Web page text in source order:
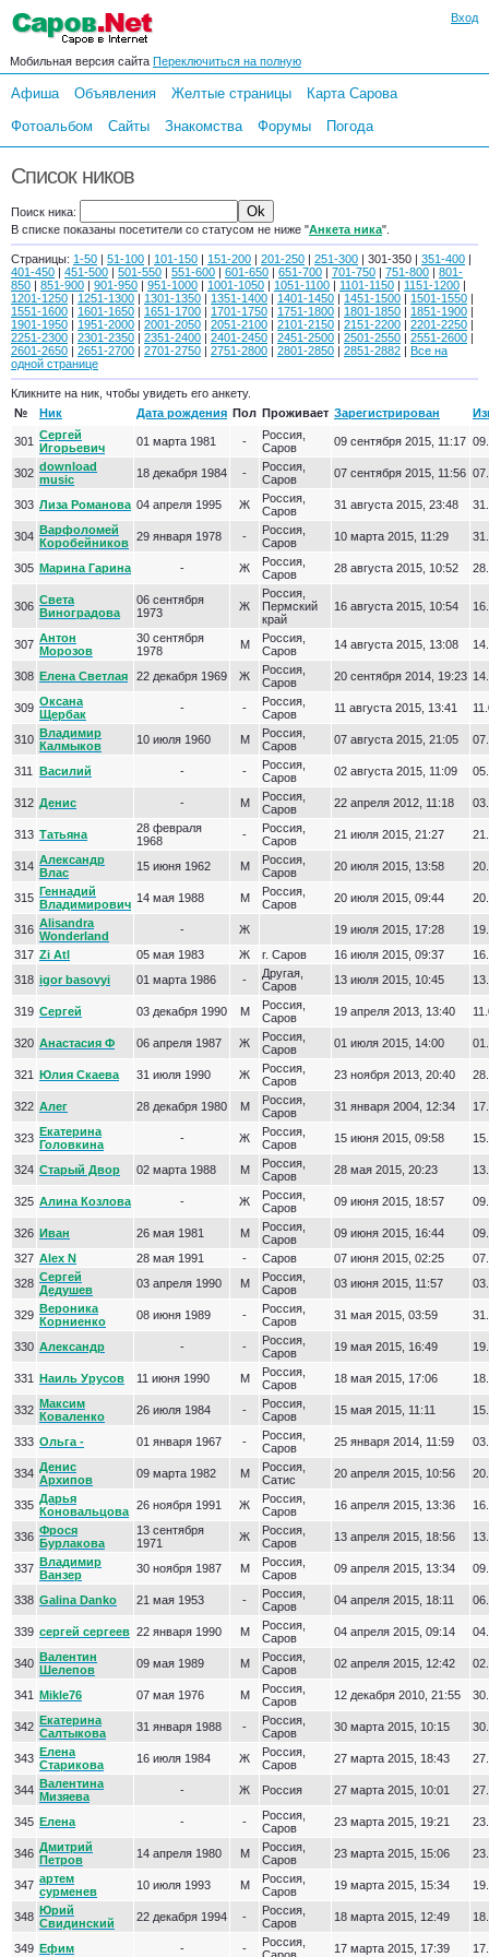
Вход
Мобильная версия сайта Переключиться на полную
Афиша Объявления Желтые страницы
Карта Сарова
Фотоальбом
Сайты Знакомства Форумы Погода
Список ников
Поиск ника:
В списке показаны посетители со статусом не ниже "Анкета ника".
Страницы: 1-50 | 51-100 | 101-150 | 151-200 | 201-250 | 251-300 | 301-350 | 351-400 |
401-450 | 451-500 | 501-550 | 551-600 | 601-650 | 651-700 | 701-750 | 751-800 | 801-
850 | 851-900 | 901-950 | 951-1000 | 1001-1050 | 1051-1100 | 1101-1150 | 1151-1200 |
1201-1250 | 1251-1300 | 1301-1350 | 1351-1400 | 1401-1450 | 1451-1500 | 1501-1550 |
1551-1600 | 1601-1650 | 1651-1700 | 1701-1750 | 1751-1800 | 1801-1850 | 1851-1900 |
1901-1950 | 1951-2000 | 2001-2050 | 2051-2100 | 2101-2150 | 2151-2200 | 2201-2250 |
2251-2300 | 2301-2350 | 2351-2400 | 2401-2450 | 2451-2500 | 2501-2550 | 2551-2600 |
2601-2650 | 2651-2700 | 2701-2750 | 2751-2800 | 2801-2850 | 2851-2882 | Все на
одной странице
Кликните на ник, чтобы увидеть его анкету.
№
Ник Дата рождения Пол Проживает Зарегистрирован
301 Сергей
Игорьевич
01 марта 1981 -
Россия,
Саров
09 сентября 2015, 11:17
302 download
music
18 декабря 1984 -
Россия,
Саров
07 сентября 2015, 11:56
303 Лиза Романова 04 апреля 1995 Ж
Россия,
Саров
31 августа 2015, 23:48
304 Варфоломей
Коробейников 29 января 1978 -
Россия,
Саров
10 марта 2015, 11:29
305 Марина Гарина - Ж
Россия,
Саров
28 августа 2015, 10:52
306 Света
Виноградова
06 сентября
1973
Ж
Россия,
Пермский
край
16 августа 2015, 10:54
307 Антон
Морозов
30 сентября
1978
М
Россия,
Саров
14 августа 2015, 13:08
308 Елена Светлая 22 декабря 1969 Ж
Россия,
Саров
20 сентября 2014, 19:23
309 Оксана
Щербак
- -
Россия,
Саров
11 августа 2015, 13:41
310 Владимир
Калмыков
10 июля 1960 М
Россия,
Саров
07 августа 2015, 21:05
311 Василий - -
Россия,
Саров
02 августа 2015, 11:09
312 Денис - М
Россия,
Саров
22 апреля 2012, 11:18
313 Татьяна
28 февраля
1968
-
Россия,
Саров
21 июля 2015, 21:27
314 Александр
Влас
15 июня 1962 М
Россия,
Саров
20 июля 2015, 13:58
315 Геннадий
Владимирович 14 мая 1988 М
Россия,
Саров
20 июля 2015, 09:44
316 Alisandra
Wonderland
- Ж 19 июля 2015, 17:28
317 Zi Atl 05 мая 1983 Ж г. Саров 16 июля 2015, 09:37
318 igor basovyi 01 марта 1986 -
Другая,
Саров
13 июля 2015, 10:45
319 Сергей 03 декабря 1990 М
Россия,
Саров
19 апреля 2013, 13:40
320 Анастасия Ф 06 апреля 1987 Ж
Россия,
Саров
01 июля 2015, 14:00
321 Юлия Скаева 31 июля 1990 Ж
Россия,
Саров
23 ноября 2013, 20:40
322 Алег 28 декабря 1980 М
Россия,
Саров
31 января 2004, 12:34
323 Екатерина
Головкина
- Ж
Россия,
Саров
15 июня 2015, 09:58
324 Старый Двор 02 марта 1988 М
Россия,
Саров
28 мая 2015, 20:23
325 Алина Козлова - Ж
Россия,
Саров
09 июня 2015, 18:57
326 Иван 26 мая 1981 М
Россия,
Саров
09 июня 2015, 16:44
327 Alex N 28 мая 1991 - Саров 07 июня 2015, 02:25
328 Сергей
Дедушев
03 апреля 1990 М
Россия,
Саров
03 июня 2015, 11:57
329 Вероника
Корниенко
08 июня 1989 -
Россия,
Саров
31 мая 2015, 03:59
330 Александр - -
Россия,
Саров
19 мая 2015, 16:49
331 Наиль Урусов 11 июня 1990 М
Россия,
Саров
18 мая 2015, 17:06
332 Максим
Коваленко
26 июля 1984 -
Россия,
Саров
15 мая 2015, 11:11
333 Ольга - 01 января 1967 -
Россия,
Саров
25 января 2014, 11:59
334 Денис
Архипов
09 марта 1982 М
Россия,
Сатис
20 апреля 2015, 10:56
335 Дарья
Коновальцова 26 ноября 1991 Ж
Россия,
Саров
16 апреля 2015, 13:36
336 Фрося
Бурлакова
13 сентября
1971
Ж
Россия,
Саров
13 апреля 2015, 18:56
337 Владимир
Ванзер
30 ноября 1987 М
Россия,
Саров
09 апреля 2015, 13:34
338 Galina Danko 21 мая 1953 -
Россия,
Саров
04 апреля 2015, 18:11
339 сергей сергеев 22 января 1990 М
Россия,
Саров
04 апреля 2015, 09:14
340 Валентин
Шелепов
09 мая 1989 М
Россия,
Саров
02 апреля 2015, 12:42
341 Mikle76 07 мая 1976 М
Россия,
Саров
12 декабря 2010, 21:55
342 Екатерина
Салтыкова
31 января 1988 -
Россия,
Саров
30 марта 2015, 10:15
343 Елена
Старикова
16 июля 1984 Ж
Россия,
Саров
27 марта 2015, 18:43
344 Валентина
Мизяева
- Ж Россия 27 марта 2015, 10:01
345 Елена - -
Россия,
Саров
23 марта 2015, 19:21
346 Дмитрий
Петров
14 апреля 1980 М
Россия,
Саров
23 марта 2015, 15:06
347 артем
сурменев
10 июля 1993 М
Россия,
Саров
19 марта 2015, 15:34
348 Юрий
Свидинский
22 декабря 1994 -
Россия,
Саров
18 марта 2015, 12:49
349 Ефим - -
Россия,
17 марта 2015, 17:39